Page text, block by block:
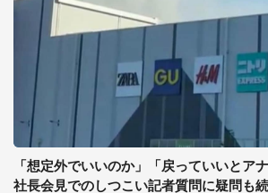
「想定外でいいのか」「戻っていいとア
社長会見でのしつこい記者質問に疑問も